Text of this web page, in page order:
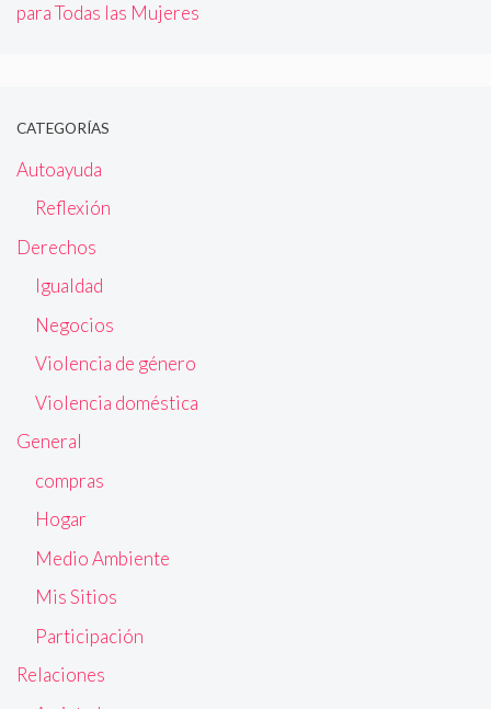
para Todas las Mujeres
CATEGORÍAS
Autoayuda
Reflexión
Derechos
Igualdad
Negocios
Violencia de género
Violencia doméstica
General
compras
Hogar
Medio Ambiente
Mis Sitios
Participación
Relaciones